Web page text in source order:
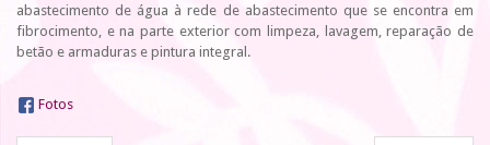
abastecimento de água à rede de abastecimento que se encontra em
fibrocimento, e na parte exterior com limpeza, lavagem, reparação de
betão e armaduras e pintura integral.
Fotos